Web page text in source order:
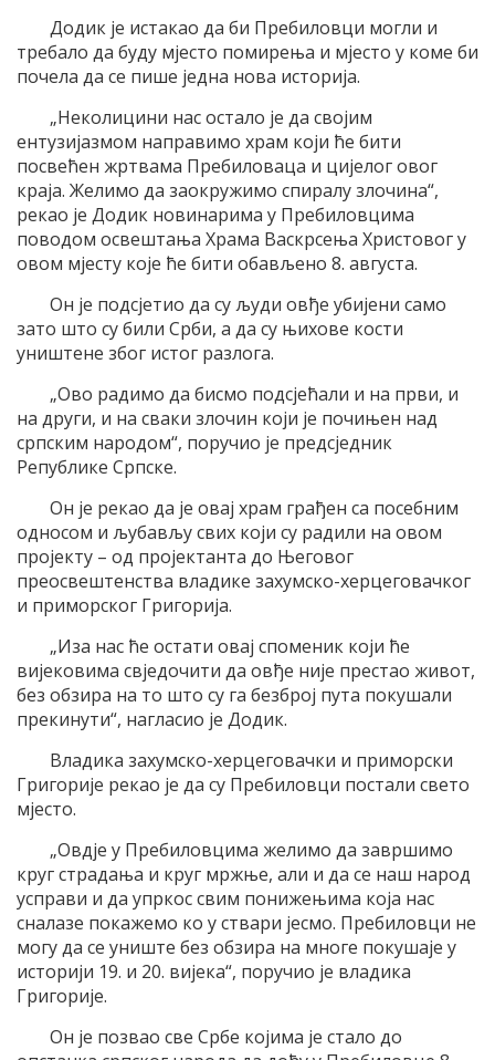
Додик је истакао да би Пребиловци могли и
требало да буду мјесто помирења и мјесто у коме би
почела да се пише једна нова историја.
„Неколицини нас остало је да својим
ентузијазмом направимо храм који ће бити
посвећен жртвама Пребиловаца и цијелог овог
краја. Желимо да заокружимо спиралу злочина“,
рекао је Додик новинарима у Пребиловцима
поводом освештања Храма Васкрсења Христовог у
овом мјесту које ће бити обављено 8. августа.
Он је подсјетио да су људи овђе убијени само
зато што су били Срби, а да су њихове кости
уништене због истог разлога.
„Ово радимо да бисмо подсјећали и на први, и
на други, и на сваки злочин који је почињен над
српским народом“, поручио је предсједник
Републике Српске.
Он је рекао да је овај храм грађен са посебним
односом и љубављу свих који су радили на овом
пројекту – од пројектанта до Његовог
преосвештенства владике захумско-херцеговачког
и приморског Григорија.
„Иза нас ће остати овај споменик који ће
вијековима свједочити да овђе није престао живот,
без обзира на то што су га безброј пута покушали
прекинути“, нагласио је Додик.
Владика захумско-херцеговачки и приморски
Григорије рекао је да су Пребиловци постали свето
мјесто.
„Овдје у Пребиловцима желимо да завршимо
круг страдања и круг мржње, али и да се наш народ
усправи и да упркос свим понижењима која нас
сналазе покажемо ко у ствари јесмо. Пребиловци не
могу да се униште без обзира на многе покушаје у
историји 19. и 20. вијека“, поручио је владика
Григорије.
Он је позвао све Србе којима је стало до